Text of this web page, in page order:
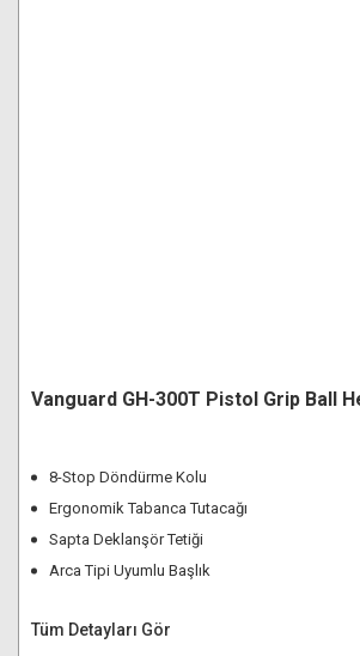
Vanguard GH-300T Pistol Grip Ball
8-Stop Döndürme Kolu
Ergonomik Tabanca Tutacağı
Sapta Deklanşör Tetiği
Arca Tipi Uyumlu Başlık
Tüm Detayları Gör